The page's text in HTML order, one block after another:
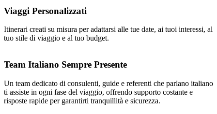
Viaggi Personalizzati
Itinerari creati su misura per adattarsi alle tue date, ai tuoi interessi, al
tuo stile di viaggio e al tuo budget.
Team Italiano Sempre Presente
Un team dedicato di consulenti, guide e referenti che parlano italiano
ti assiste in ogni fase del viaggio, offrendo supporto costante e
risposte rapide per garantirti tranquillità e sicurezza.